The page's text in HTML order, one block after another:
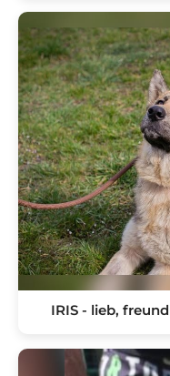
IRIS - lieb,